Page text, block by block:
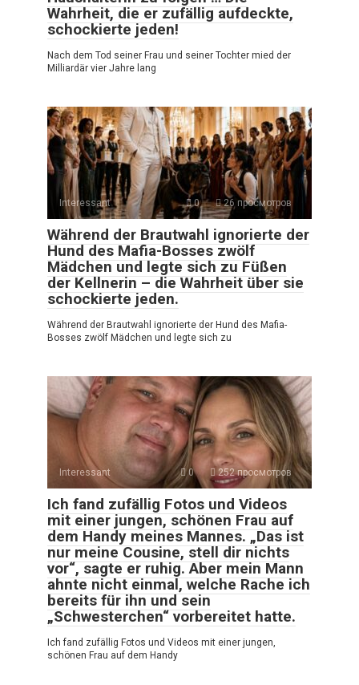
Wahrheit, die er zufällig aufdeckte,
schockierte jeden!
Nach dem Tod seiner Frau und seiner Tochter mied der
Milliardär vier Jahre lang
Interessant 0 26 просмотров
Während der Brautwahl ignorierte der
Hund des Mafia-Bosses zwölf
Mädchen und legte sich zu Füßen
der Kellnerin – die Wahrheit über sie
schockierte jeden.
Während der Brautwahl ignorierte der Hund des Mafia-
Bosses zwölf Mädchen und legte sich zu
Interessant 0 252 просмотров
Ich fand zufällig Fotos und Videos
mit einer jungen, schönen Frau auf
dem Handy meines Mannes. „Das ist
nur meine Cousine, stell dir nichts
vor“, sagte er ruhig. Aber mein Mann
ahnte nicht einmal, welche Rache ich
bereits für ihn und sein
„Schwesterchen“ vorbereitet hatte.
Ich fand zufällig Fotos und Videos mit einer jungen,
schönen Frau auf dem Handy